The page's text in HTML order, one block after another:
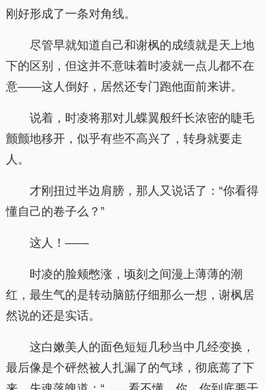
刚好形成了一条对角线。
尽管早就知道自己和谢枫的成绩就是天上地
下的区别，但这并不意味着时凌就一点儿都不在
意——这人倒好，居然还专门跑他面前来讲。
说着，时凌将那对儿蝶翼般纤长浓密的睫毛
颤颤地移开，似乎有些不高兴了，转身就要走
人。
才刚扭过半边肩膀，那人又说话了：“你看得
懂自己的卷子么？”
这人！——
时凌的脸颊憋涨，顷刻之间漫上薄薄的潮
红，最生气的是转动脑筋仔细那么一想，谢枫居
然说的还是实话。
这白嫩美人的面色短短几秒当中几经变换，
最后像是个砰然被人扎漏了的气球，彻底蔫了下